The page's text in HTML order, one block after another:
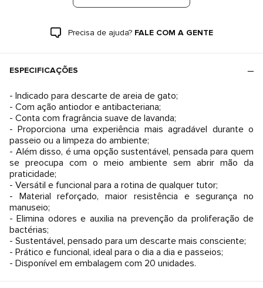
Precisa de ajuda? FALE COM A GENTE
ESPECIFICAÇÕES
- Indicado para descarte de areia de gato;
- Com ação antiodor e antibacteriana;
- Conta com fragrância suave de lavanda;
- Proporciona uma experiência mais agradável durante o
passeio ou a limpeza do ambiente;
- Além disso, é uma opção sustentável, pensada para quem
se preocupa com o meio ambiente sem abrir mão da
praticidade;
- Versátil e funcional para a rotina de qualquer tutor;
- Material reforçado, maior resistência e segurança no
manuseio;
- Elimina odores e auxilia na prevenção da proliferação de
bactérias;
- Sustentável, pensado para um descarte mais consciente;
- Prático e funcional, ideal para o dia a dia e passeios;
- Disponível em embalagem com 20 unidades.